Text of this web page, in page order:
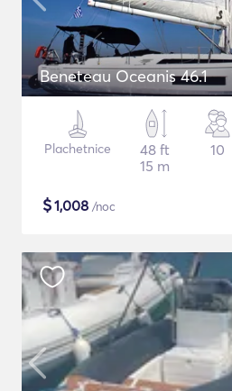
Beneteau Oceanis 46.1
Plachetnice
48 ft
15 m
10
$1,008 /noc